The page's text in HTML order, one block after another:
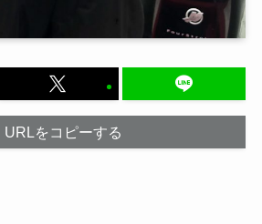
URLをコピーする